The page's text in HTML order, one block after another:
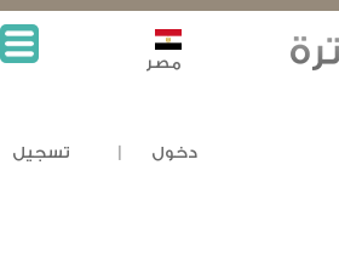
دخول تسجيل
مصر